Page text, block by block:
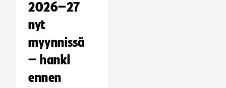
2026–27
nyt
myynnissä
– hanki
ennen